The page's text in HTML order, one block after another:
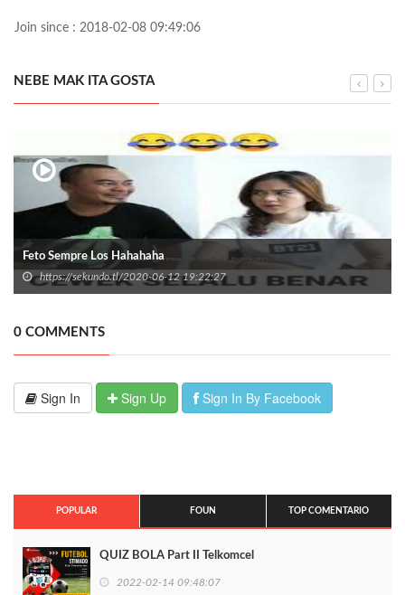
Join since : 2018-02-08 09:49:06
NEBE MAK ITA GOSTA
Feto Sempre Los Hahahaha
https://sekundo.tl/2020-06-12 19:22:27
0 COMMENTS
Sign In Sign Up Sign In By Facebook
POPULAR FOUN TOP COMENTARIO
QUIZ BOLA Part II Telkomcel
2022-02-14 09:48:07